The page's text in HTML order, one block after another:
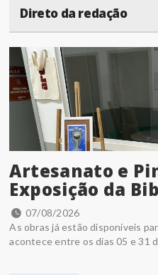
Direto da redação
Artesanato e
Exposição da
07/08/2026
As obras já estão disponíveis
acontece entre os dias 05 e 31